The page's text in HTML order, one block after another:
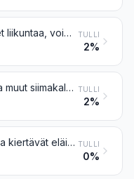
Välineet ja varusteet liikuntaa, voimistelua, voimailua, muuta urheilua (myös pöytätennistä) tai ulkoilmapelejä tai -leikkejä varten, muualle tähän ryhmään kuulumattomat; uima-altaat ja kahluualtaat TULLI
2%
Vavat, kalakoukut ja muut siimakalastustarvikkeet; kalahaavit, perhoshaavit ja niiden kaltaiset haavit; houkutuslinnut (muut kuin nimikkeeseen 9208 tai 9705 kuuluvat) ja niiden kaltaiset metsästystarvikkeet TULLI
2%
Kiertävät sirkukset ja kiertävät eläinnäyttelyt; huvipuistolaitteet ja vesipuistolaitteet; huvipuistopelit, myös ampumaratavarusteet; kiertävät teatterit TULLI
0%